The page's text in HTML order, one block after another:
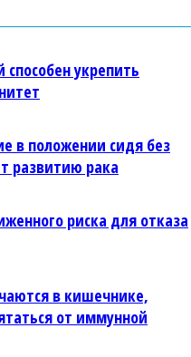
укрепить
в положении сидя без
развитию рака
риска для отказа
в кишечнике,
от иммунной